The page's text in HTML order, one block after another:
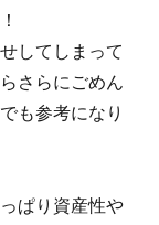
してしまって
さらにごめん
も参考になり
ぱり資産性や